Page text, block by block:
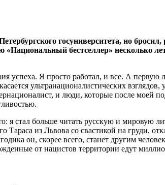
госуниверситета, но
бестселлер» несколько
успеха. Я просто работал, и все. А первую
ультранационалистических
и люди, которые после
я стал больше читать русскую и мировую
Тараса из Львова со свастикой на груди,
он, скорее всего, станет другим
от нацистов территории едут